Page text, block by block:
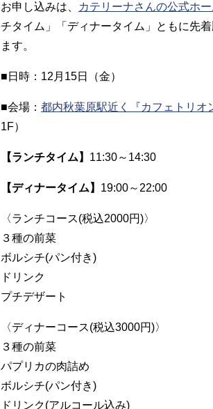
お申し込みは、 カテリーナさんの公式ホ
チタイム」「ディナータイム」ともに先
ます。
■日時：12月15日（金）
■会場： 都内秋葉原駅近く 『カフェトリオ
1F）
【ランチタイム】 11:30～14:30
【ディナータイム】 19:00～22:00
〈ランチコース(税込2000円)〉
３種の前菜
ボルシチ(パン付き)
ドリンク
プチデザート
〈ディナーコース(税込3000円)〉
３種の前菜
パプリカの肉詰め
ボルシチ(パン付き)
ドリンク(アルコール込み)